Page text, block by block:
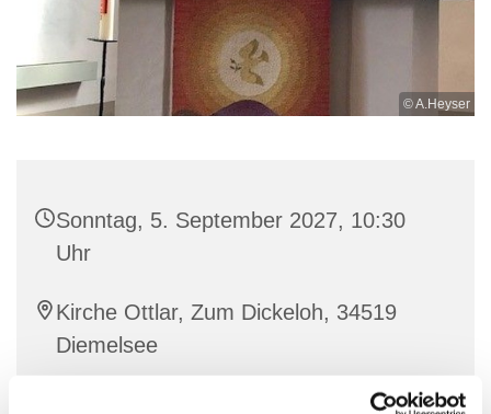
© A.Heyser
Sonntag, 5. September 2027, 10:30
Uhr
Kirche Ottlar, Zum Dickeloh, 34519
Diemelsee